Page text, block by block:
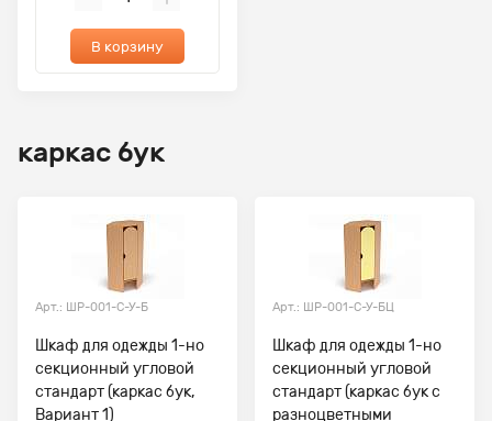
В корзину
каркас бук
Арт.: ШР-001-С-У-Б
Шкаф для одежды 1-но
секционный угловой
стандарт (каркас бук,
Вариант 1)
Арт.: ШР-001-С-У-БЦ
Шкаф для одежды 1-но
секционный угловой
стандарт (каркас бук с
разноцветными